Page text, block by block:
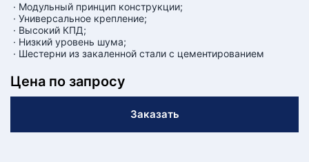
· Модульный принцип конструкции;
· Универсальное крепление;
· Высокий КПД;
· Низкий уровень шума;
· Шестерни из закаленной стали с цементированием
Цена по запросу
Заказать